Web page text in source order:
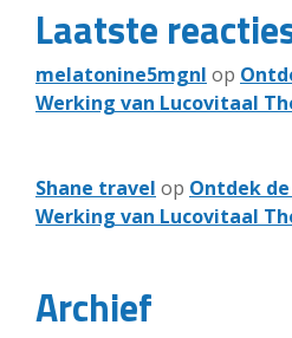
Laatste
melatonine5mgnl op
Werking van Lucovitaal
Shane travel op Ontdek
Werking van Lucovitaal
Archief